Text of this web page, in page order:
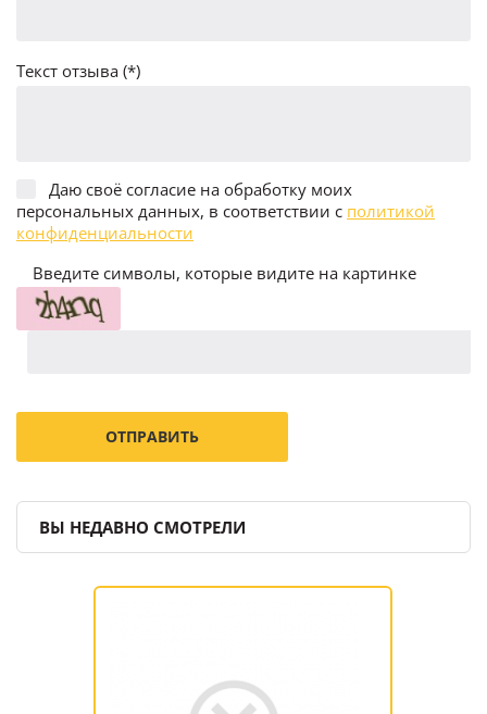
Текст отзыва (*)
Даю своё согласие на обработку моих
персональных данных, в соответствии с политикой
конфиденциальности
Введите символы, которые видите на картинке
ВЫ НЕДАВНО СМОТРЕЛИ